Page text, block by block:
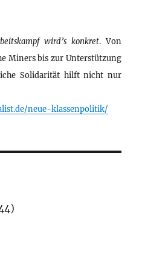
wird’s konkret. Von
Miners bis zur Unterstützung
Solidarität hilft nicht nur
neue-klassenpolitik/